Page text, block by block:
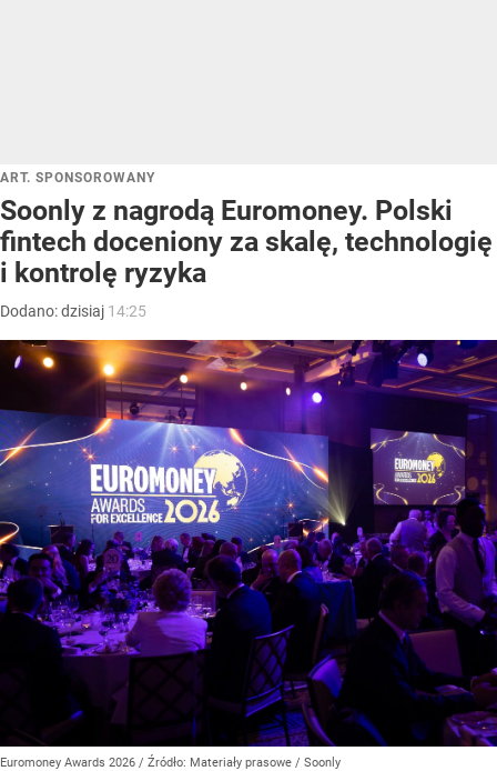
ART. SPONSOROWANY
Soonly z nagrodą Euromoney. Polski
fintech doceniony za skalę, technologię
i kontrolę ryzyka
Dodano:dzisiaj 14:25
Euromoney Awards 2026 / Źródło: Materiały prasowe / Soonly